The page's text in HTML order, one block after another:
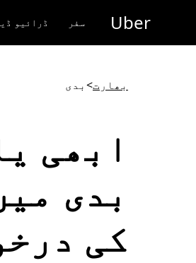
جائیں
Uber سفر ڈرائیو
بھارت>بدی
ابھی
بدی
کی